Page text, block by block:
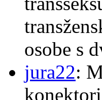
osobe s
jura22: